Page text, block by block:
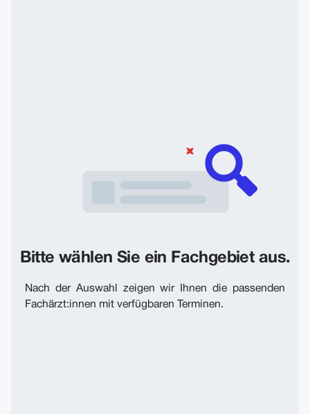
Bitte wählen Sie ein Fachgebiet aus.
Nach der Auswahl zeigen wir Ihnen die passenden
Fachärzt:innen mit verfügbaren Terminen.